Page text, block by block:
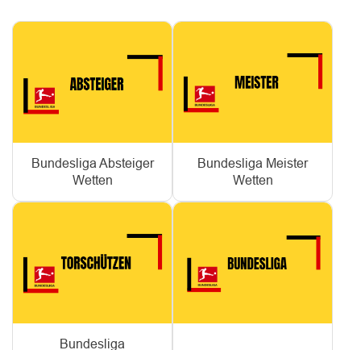
Bundesliga Absteiger
Wetten
Bundesliga Meister
Wetten
Bundesliga